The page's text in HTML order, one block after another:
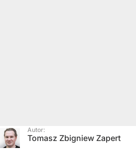
Autor:
Tomasz Zbigniew Zapert